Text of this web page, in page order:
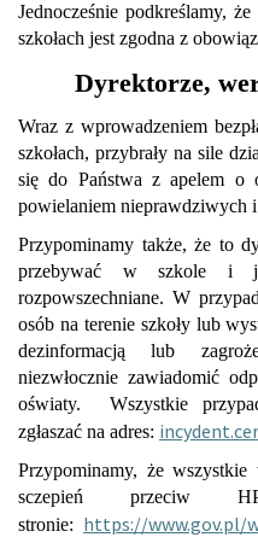
Jednocześnie podkreślamy,
szkołach jest zgodna z
Dyrektorze,
Wraz z wprowadzeniem
szkołach, przybrały na sile
się do Państwa z apelem o
powielaniem nieprawdziwych
Przypominamy także, że to
przebywać w szkole i
rozpowszechniane. W
osób na terenie szkoły lub
dezinformacją lub
niezwłocznie zawiadomić
oświaty. Wszystkie
zgłaszać na adres:
Przypominamy, że
sczepień przeciw
stronie: https://www.gov.pl/